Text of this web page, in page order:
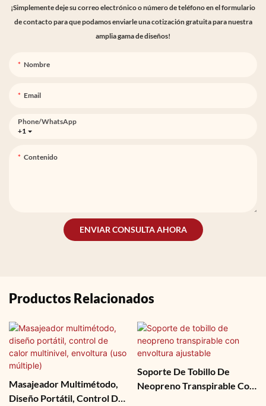
¡Simplemente deje su correo electrónico o número de teléfono en el formulario
de contacto para que podamos enviarle una cotización gratuita para nuestra
amplia gama de diseños!
Nombre
Email
+1
Phone/whatsApp
Contenido
ENVIAR CONSULTA AHORA
Productos Relacionados
Masajeador Multimétodo,
Diseño Portátil, Control De
Soporte De Tobillo De
Neopreno Transpirable Con